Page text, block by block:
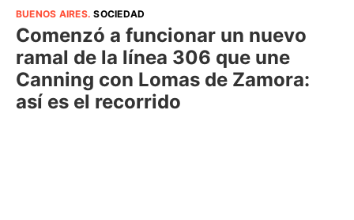
BUENOS AIRES.SOCIEDAD
Comenzó a funcionar un nuevo
ramal de la línea 306 que une
Canning con Lomas de Zamora:
así es el recorrido